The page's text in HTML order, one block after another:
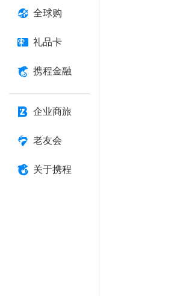
全球购
礼品卡
携程金融
企业商旅
老友会
关于携程